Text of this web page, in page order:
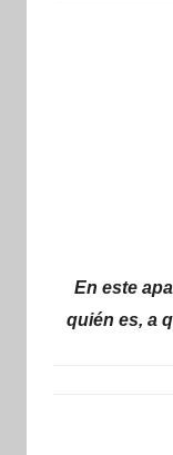
En este
quién es, a